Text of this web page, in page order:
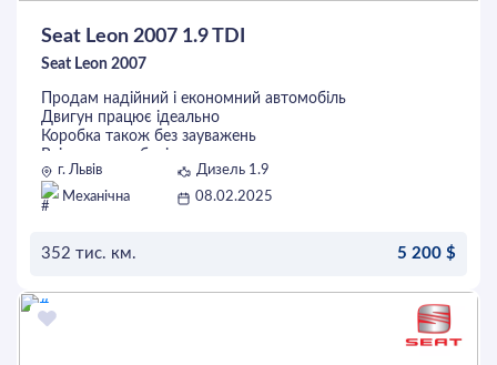
Seat Leon 2007 1.9 TDI
Seat Leon 2007
Продам надійний і економний автомобіль
Двигун працює ідеально
Коробка також без зауважень
Всі кнопки робочі
Замінено комплект щеплення з демфером
Два ключі
Стан сів і поїхав
г. Львів
Дизель 1.9
Механічна
08.02.2025
352 тис. км. 5 200 $
ОСТАВИТЬ ЗАЯВКУ